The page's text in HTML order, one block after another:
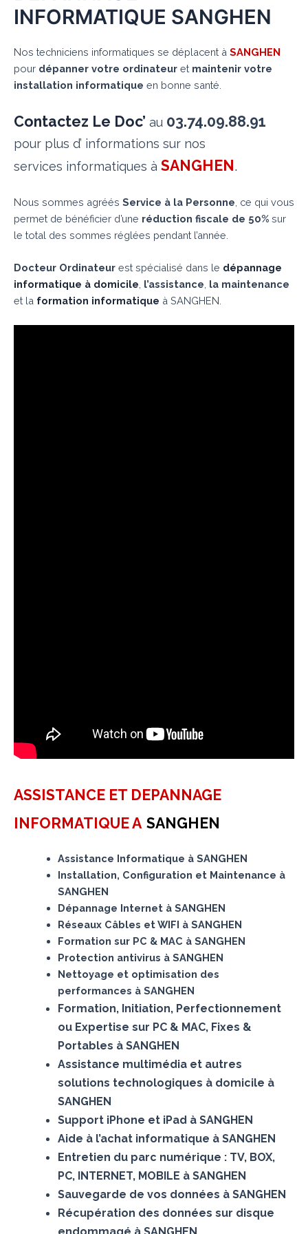
INFORMATIQUE SANGHEN
Nos techniciens informatiques se déplacent à SANGHEN
pour dépanner votre ordinateur et maintenir votre
installation informatique en bonne santé.
Contactez Le Doc’ au 03.74.09.88.91
pour plus d’ informations sur nos
services informatiques à SANGHEN.
Nous sommes agréés Service à la Personne , ce qui vous
permet de bénéficier d’une réduction fiscale de 50% sur
le total des sommes réglées pendant l’année.
Docteur Ordinateur est spécialisé dans le dépannage
informatique à domicile l’assistance la maintenance
et la formation informatique à SANGHEN.
ASSISTANCE ET DEPANNAGE
INFORMATIQUE A SANGHEN
Assistance Informatique à SANGHEN
Installation, Configuration et Maintenance à
SANGHEN
Dépannage Internet à SANGHEN
Réseaux Câbles et WIFI à SANGHEN
Formation sur PC & MAC à SANGHEN
Protection antivirus à SANGHEN
Nettoyage et optimisation des
performances à SANGHEN
Formation, Initiation, Perfectionnement
ou Expertise sur PC & MAC, Fixes &
Portables à SANGHEN
Assistance multimédia et autres
solutions technologiques à domicile à
SANGHEN
Support iPhone et iPad à SANGHEN
Aide à l’achat informatique à SANGHEN
Entretien du parc numérique : TV, BOX,
PC, INTERNET, MOBILE à SANGHEN
Sauvegarde de vos données à SANGHEN
Récupération des données sur disque
endommagé à SANGHEN